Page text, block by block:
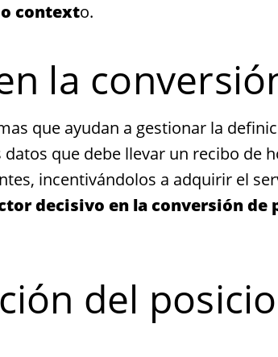
contexto.
la
que ayudan a gestionar la
que debe llevar un recibo de
incentivándolos a adquirir el
decisivo en la conversión de
del